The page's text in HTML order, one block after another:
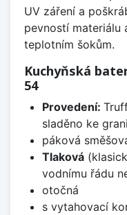
UV záření a
pevností materiálu
teplotním šokům.
Kuchyňská
54
Provedení:
sladěno ke
páková
Tlaková
vodnímu řádu
otočná
s vytahovací